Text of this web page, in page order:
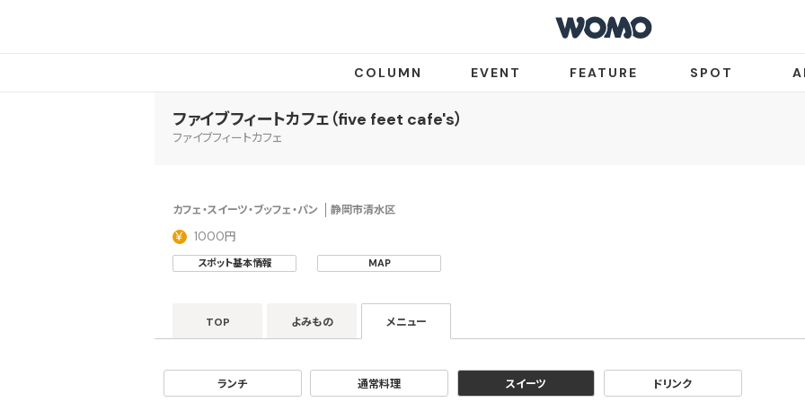
COLUMN EVENT FEATURE SPOT
ファイブフィートカフェ（five feet cafe's）
ファイブフィートカフェ
カフェ・スイーツ・ブッフェ・パン 静岡市清水区
1000円
スポット基本情報 MAP
TOP よみもの メニュー
ランチ 通常料理 スイーツ ドリンク